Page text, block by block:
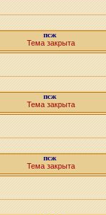
псж
Тема закрыта
псж
Тема закрыта
псж
Тема закрыта